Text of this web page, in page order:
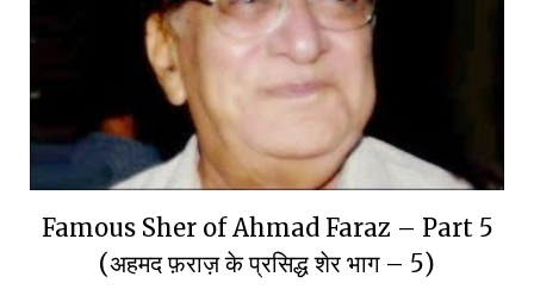
Famous Sher of Ahmad Faraz – Part 5
(अहमद फ़राज़ के प्रसिद्ध शेर भाग – 5)